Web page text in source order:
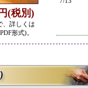
(税別)
、詳しくは
形式)。
5/8
3/2